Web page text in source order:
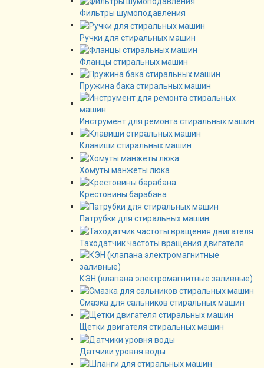
Фильтры шумоподавления
Ручки для стиральных машин
Фланцы стиральных машин
Пружина бака стиральных машин
Инструмент для ремонта стиральных машин
Клавиши стиральных машин
Хомуты манжеты люка
Крестовины барабана
Патрубки для стиральных машин
Таходатчик частоты вращения двигателя
КЭН (клапана электромагнитные заливные)
Смазка для сальников стиральных машин
Щетки двигателя стиральных машин
Датчики уровня воды